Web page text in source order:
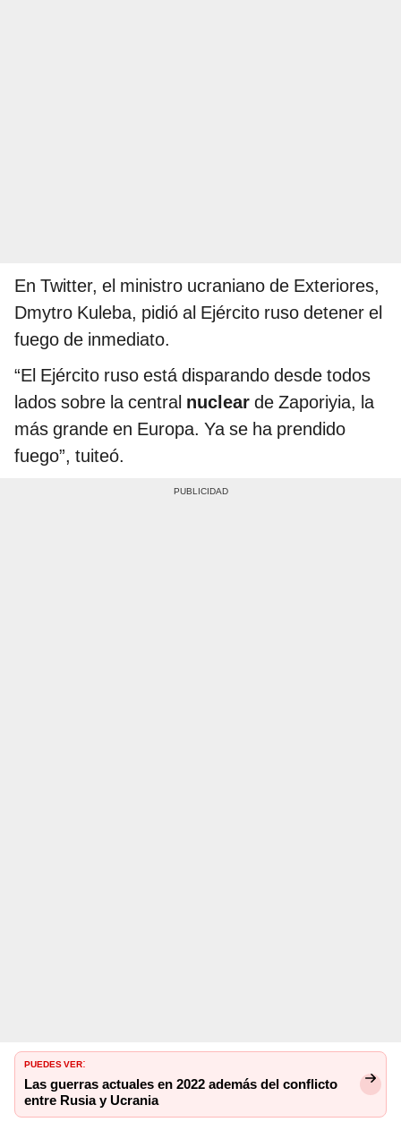
En Twitter, el ministro ucraniano de Exteriores,
Dmytro Kuleba, pidió al Ejército ruso detener el
fuego de inmediato.
“El Ejército ruso está disparando desde todos
lados sobre la central nuclear de Zaporiyia, la
más grande en Europa. Ya se ha prendido
fuego”, tuiteó.
PUEDES VER:
Las guerras actuales en 2022 además del conflicto
entre Rusia y Ucrania